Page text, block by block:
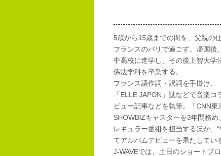
5歳から15歳までの間を、父親の
フランスのパリで過ごす。帰国後
中高校に進学し、その後上智大学
係法学科を卒業する。
フランス語作詞・訳詞を手掛け、
「ELLE JAPON」誌などで音楽コ
ビュー記事などを執筆。「CNN東
SHOWBIZキャスターを3年間務め
レギュラー番組を担当するほか、
てアルバムデビューを果たしてい
J-WAVEでは、土日のショートプ